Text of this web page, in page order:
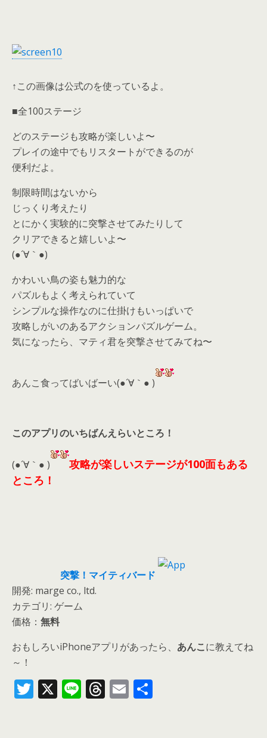
↑この画像は公式のを使っているよ。
■全100ステージ
どのステージも攻略が楽しいよ〜
プレイの途中でもリスタートができるのが
便利だよ。
制限時間はないから
じっくり考えたり
とにかく実験的に突撃させてみたりして
クリアできると嬉しいよ〜
(●´∀｀●)
かわいい鳥の姿も魅力的な
パズルもよく考えられていて
シンプルな操作なのに仕掛けもいっぱいで
攻略しがいのあるアクションパズルゲーム。
気になったら、マティ君を突撃させてみてね〜
あんこ食ってばいばーい(●´∀｀● )
このアプリのいちばんえらいところ！
(●´∀｀● )
攻略が楽しいステージが100面もある
ところ！
突撃！マイティバード
開発: marge co., ltd.
カテゴリ: ゲーム
価格： 無料
おもしろいiPhoneアプリがあったら、 あんこに教えてね
～！
T X Li T E